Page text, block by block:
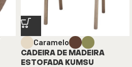
Caramelo
CADEIRA DE MADEIRA
ESTOFADA KUMSU